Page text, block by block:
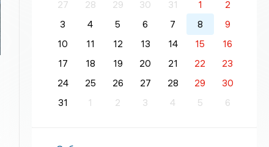
27
28 29 30 31 1
2
3
4 5 6 7 8
9
10
11 12 13 14 15
16
17
18 19 20 21 22
23
24
25 26 27 28 29
30
31
1 2 3 4 5 6